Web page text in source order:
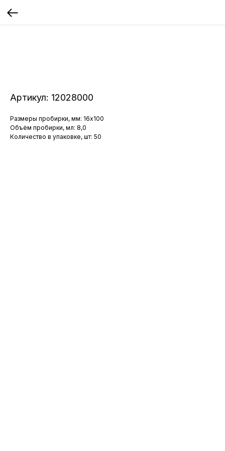
Артикул: 12028000
Размеры пробирки, мм: 16x100
Объём пробирки, мл: 8,0
Количество в упаковке, шт: 50